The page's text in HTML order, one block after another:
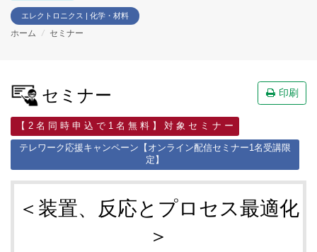
エレクトロニクス | 化学・材料
ホーム / セミナー
セミナー 印刷
【 2 名 同 時 申 込 で 1 名 無 料 】 対 象 セ ミ ナ ー
テレワーク応援キャンペーン【オンライン配信セミナー1名受講限
定】
＜装置、反応とプロセス最適化
＞